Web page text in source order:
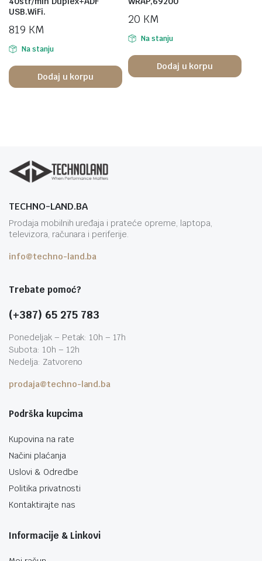
USB.WiFi.
819 KM
Na stanju
Dodaj u korpu
20 KM
Na stanju
Dodaj u korpu
TECHNO-LAND.BA
Prodaja mobilnih uređaja i prateće opreme, laptopa,
televizora, računara i periferije.
info@techno-land.ba
Trebate pomoć?
(+387) 65 275 783
Ponedeljak – Petak: 10h – 17h
Subota: 10h – 12h
Nedelja: Zatvoreno
prodaja@techno-land.ba
Podrška kupcima
Kupovina na rate
Načini plaćanja
Uslovi & Odredbe
Politika privatnosti
Kontaktirajte nas
Informacije & Linkovi